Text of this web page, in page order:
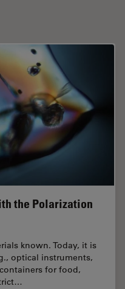
the Polarization
known. Today, it is
optical instruments,
for food,